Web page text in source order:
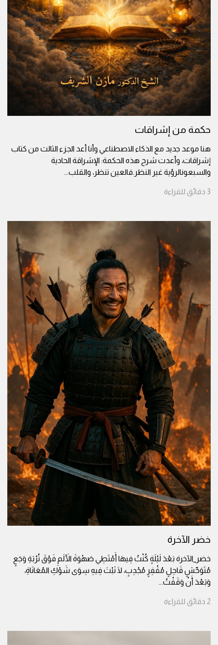
حكمة من إشراقات
هنا موعد جديد مع الذكاء الاصطناعي وأنا أعد الجزء الثالث من كتاب
إشراقات، وأعدت شرح هذه الحكمة: الإشراقة الحادية
والسبعونالرؤية غير النظر.فالعين تنظر، والقلب...
3 دقائق للقراءة
خضر الآخرة
خضر_الآخرة بَعْدَ لَيْلَةٍ كُنْتُ فِيهَا أَمْتَطِي صَهْوَةَ الأَلَمِ فَوْقَ تُرْبَةِ وَجَعٍ
مُتَوَحِّشٍ قَاحِلٍ مُقْفِرٍ مُجْدِبٍ، لَا نَبْتَ فِيهِ سِوَى شَوْكِ المُعَانَاةِ،
وَبَعْدَ أَنْ وَقَفْتُ...
2 دقائق للقراءة